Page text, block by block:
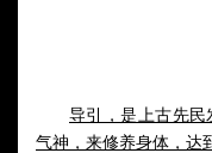
导引，是上古先
气神，来修养身体，达